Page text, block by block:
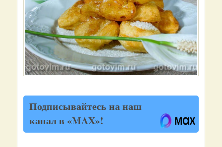
Подписывайтесь на наш
канал в «MAX»!